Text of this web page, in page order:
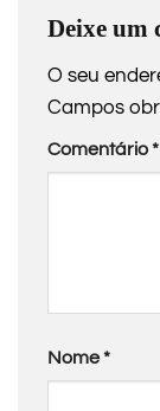
Deixe um
O seu
Campos
Comentário*
Nome*